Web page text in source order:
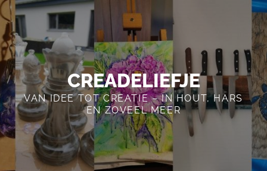
Skip
to
content
CREADELIEFJE
VAN IDEE TOT CREATIE – IN HOUT, HARS
EN ZOVEEL MEER